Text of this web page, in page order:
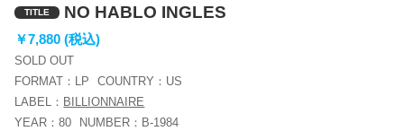
TITLE NO HABLO INGLES
￥7,880 (税込)
SOLD OUT
FORMAT： LP COUNTRY： US
LABEL： BILLIONNAIRE
YEAR：80 NUMBER： B-1984